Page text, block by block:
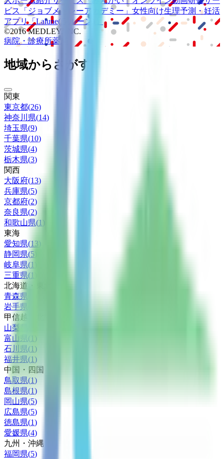
ビス
「ジョブメドレーアカデミー」 女性向け生理予測・妊活
アプリ「Lalune(ラルーン)」
©2016 MEDLEY, INC.
病院・診療所薬局
地域からさがす
関東
東京都(26)
神奈川県(14)
埼玉県(9)
千葉県(10)
茨城県(4)
栃木県(3)
関西
大阪府(13)
兵庫県(5)
京都府(2)
奈良県(2)
和歌山県(1 )
東海
愛知県(13)
静岡県(5
岐阜県(1
三重県(1
北海道・東北
青森県
岩手県
甲信越・北陸
山梨県
富山県 ( 1 )
石川県(1 )
福井県(1)
中国・四国
鳥取県(1)
島根県(1)
岡山県(5)
広島県(5)
徳島県(1)
愛媛県(4)
九州・沖縄
福岡県(5)